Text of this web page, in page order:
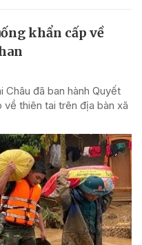
khẩn cấp về
Châu đã ban hành Quyết
thiên tai trên địa bàn xã